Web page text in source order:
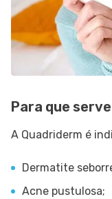
Para que serve
A Quadriderm é
Dermatite
Acne pustulosa;